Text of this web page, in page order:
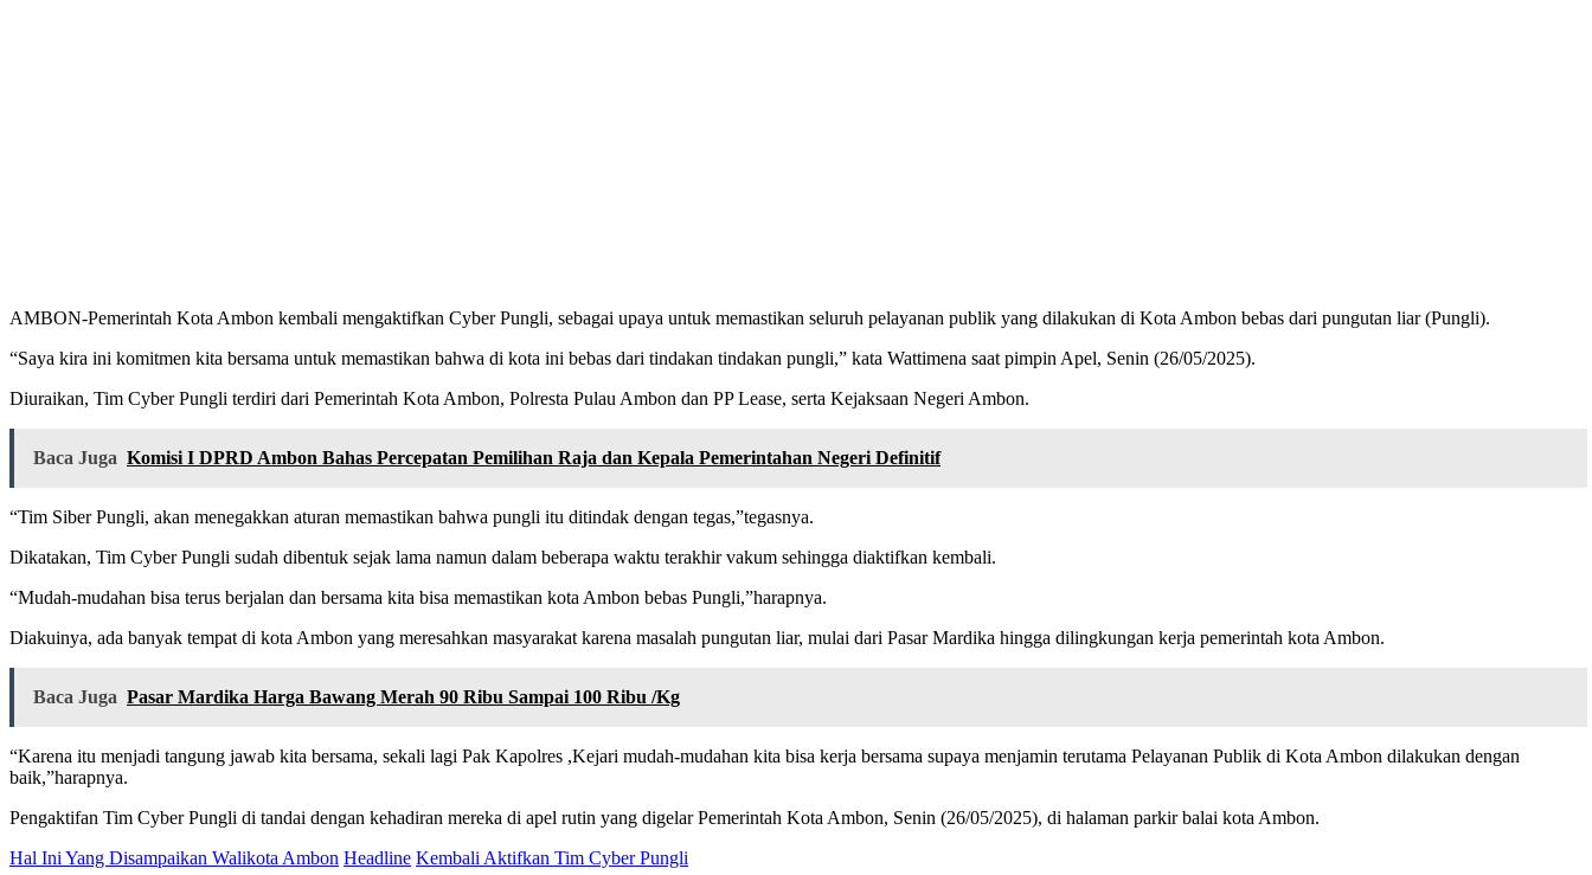
AMBON-Pemerintah Kota Ambon kembali mengaktifkan Cyber Pungli, sebagai upaya untuk memastikan seluruh pelayanan publik yang dilakukan di Kota Ambon bebas dari pungutan liar (Pungli).
“Saya kira ini komitmen kita bersama untuk memastikan bahwa di kota ini bebas dari tindakan tindakan pungli,” kata Wattimena saat pimpin Apel, Senin (26/05/2025).
Diuraikan, Tim Cyber Pungli terdiri dari Pemerintah Kota Ambon, Polresta Pulau Ambon dan PP Lease, serta Kejaksaan Negeri Ambon.
Baca Juga Komisi I DPRD Ambon Bahas Percepatan Pemilihan Raja dan Kepala Pemerintahan Negeri Definitif
“Tim Siber Pungli, akan menegakkan aturan memastikan bahwa pungli itu ditindak dengan tegas,”tegasnya.
Dikatakan, Tim Cyber Pungli sudah dibentuk sejak lama namun dalam beberapa waktu terakhir vakum sehingga diaktifkan kembali.
“Mudah-mudahan bisa terus berjalan dan bersama kita bisa memastikan kota Ambon bebas Pungli,”harapnya.
Diakuinya, ada banyak tempat di kota Ambon yang meresahkan masyarakat karena masalah pungutan liar, mulai dari Pasar Mardika hingga dilingkungan kerja pemerintah kota Ambon.
Baca Juga Pasar Mardika Harga Bawang Merah 90 Ribu Sampai 100 Ribu /Kg
“Karena itu menjadi tangung jawab kita bersama, sekali lagi Pak Kapolres ,Kejari mudah-mudahan kita bisa kerja bersama supaya menjamin terutama Pelayanan Publik di Kota Ambon dilakukan dengan
baik,”harapnya.
Pengaktifan Tim Cyber Pungli di tandai dengan kehadiran mereka di apel rutin yang digelar Pemerintah Kota Ambon, Senin (26/05/2025), di halaman parkir balai kota Ambon.
Hal Ini Yang Disampaikan Walikota Ambon Headline Kembali Aktifkan Tim Cyber Pungli